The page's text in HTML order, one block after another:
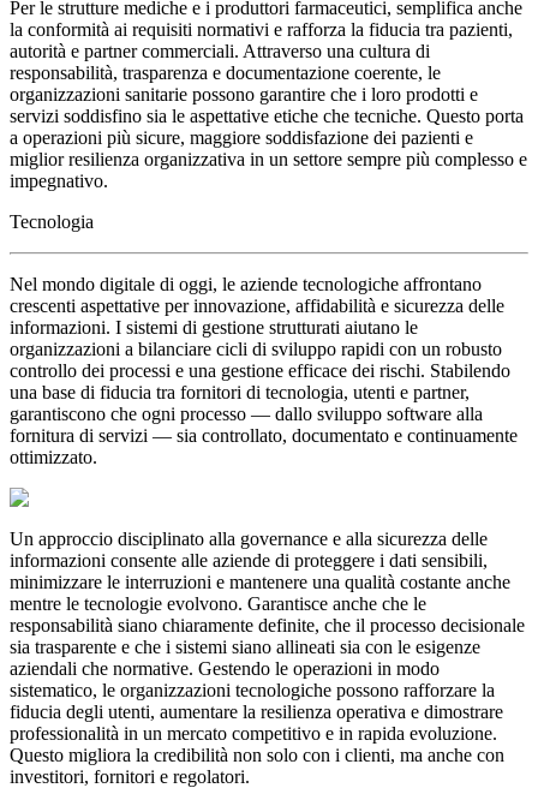
Per le strutture mediche e i produttori farmaceutici, semplifica anche
la conformità ai requisiti normativi e rafforza la fiducia tra pazienti,
autorità e partner commerciali. Attraverso una cultura di
responsabilità, trasparenza e documentazione coerente, le
organizzazioni sanitarie possono garantire che i loro prodotti e
servizi soddisfino sia le aspettative etiche che tecniche. Questo porta
a operazioni più sicure, maggiore soddisfazione dei pazienti e
miglior resilienza organizzativa in un settore sempre più complesso e
impegnativo.
Tecnologia
Nel mondo digitale di oggi, le aziende tecnologiche affrontano
crescenti aspettative per innovazione, affidabilità e sicurezza delle
informazioni. I sistemi di gestione strutturati aiutano le
organizzazioni a bilanciare cicli di sviluppo rapidi con un robusto
controllo dei processi e una gestione efficace dei rischi. Stabilendo
una base di fiducia tra fornitori di tecnologia, utenti e partner,
garantiscono che ogni processo — dallo sviluppo software alla
fornitura di servizi — sia controllato, documentato e continuamente
ottimizzato.
Un approccio disciplinato alla governance e alla sicurezza delle
informazioni consente alle aziende di proteggere i dati sensibili,
minimizzare le interruzioni e mantenere una qualità costante anche
mentre le tecnologie evolvono. Garantisce anche che le
responsabilità siano chiaramente definite, che il processo decisionale
sia trasparente e che i sistemi siano allineati sia con le esigenze
aziendali che normative. Gestendo le operazioni in modo
sistematico, le organizzazioni tecnologiche possono rafforzare la
fiducia degli utenti, aumentare la resilienza operativa e dimostrare
professionalità in un mercato competitivo e in rapida evoluzione.
Questo migliora la credibilità non solo con i clienti, ma anche con
investitori, fornitori e regolatori.